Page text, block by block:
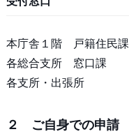
本庁舎１階 戸籍住民課
各総合支所 窓口課
各支所・出張所
２ ご自身での申請